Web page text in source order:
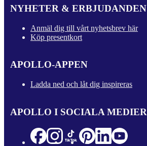
NYHETER & ERBJUDANDEN
Anmäl dig till vårt nyhetsbrev här
Köp presentkort
APOLLO-APPEN
Ladda ned och låt dig inspireras
APOLLO I SOCIALA MEDIER